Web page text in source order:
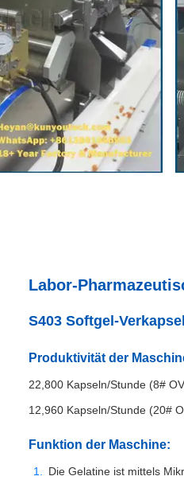
Labor-
S403 Softgel-
Produktivität der
22,800 Kapseln/Stunde (8#
12,960 Kapseln/Stunde (20#
Funktion der Maschine:
Die Gelatine ist mittels